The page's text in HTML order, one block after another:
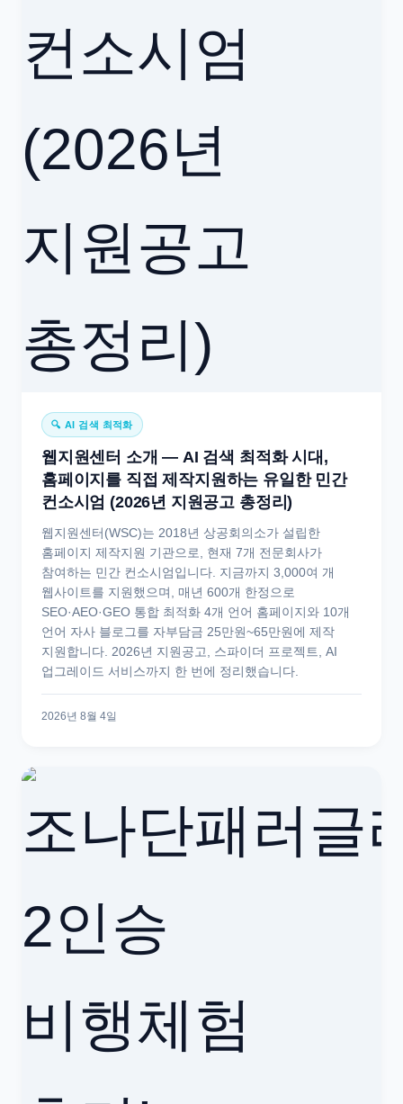
🔍 AI 검색 최적화
웹지원센터 소개 — AI 검색 최적화 시대,
홈페이지를 직접 제작지원하는 유일한 민간
컨소시엄 (2026년 지원공고 총정리)
웹지원센터(WSC)는 2018년 상공회의소가 설립한
홈페이지 제작지원 기관으로, 현재 7개 전문회사가
참여하는 민간 컨소시엄입니다. 지금까지 3,000여 개
웹사이트를 지원했으며, 매년 600개 한정으로
SEO·AEO·GEO 통합 최적화 4개 언어 홈페이지와 10개
언어 자사 블로그를 자부담금 25만원~65만원에 제작
지원합니다. 2026년 지원공고, 스파이더 프로젝트, AI
업그레이드 서비스까지 한 번에 정리했습니다.
2026년 8월 4일